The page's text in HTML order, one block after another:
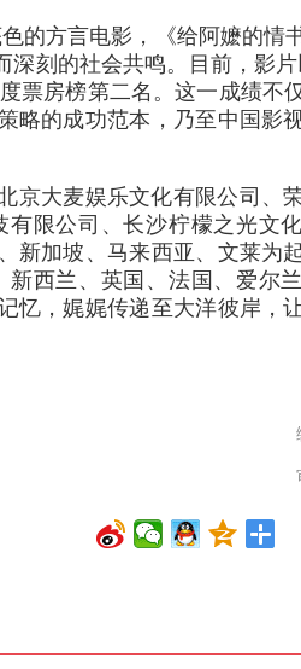
的方言电影，《给阿嬷的情
刻的社会共鸣。目前，影
票房榜第二名。这一成绩不
略的成功范本，乃至中国影
京大麦娱乐文化有限公司、
限公司、长沙柠檬之光文
新加坡、马来西亚、文莱为
西兰、英国、法国、爱尔
忆，娓娓传递至大洋彼岸，